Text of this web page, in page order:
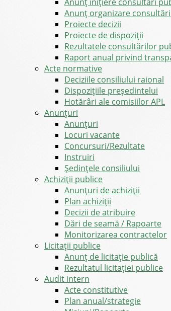
Anunț organizare
Proiecte decizii
Proiecte de dispoziții
Rezultatele consultărilor
Raport anual privind
Acte normative
Deciziile consiliului raional
Dispozițiile președintelui
Hotărâri ale comisiilor APL
Anunţuri
Anunţuri
Locuri vacante
Concursuri/Rezultate
Instruiri
Şedinţele consiliului
Achiziții publice
Anunțuri de achiziții
Plan achiziții
Decizii de atribuire
Dări de seamă / Rapoarte
Monitorizarea contractelor
Licitații publice
Anunț de licitație publică
Rezultatul licitației publice
Audit intern
Acte constitutive
Plan anual/strategie